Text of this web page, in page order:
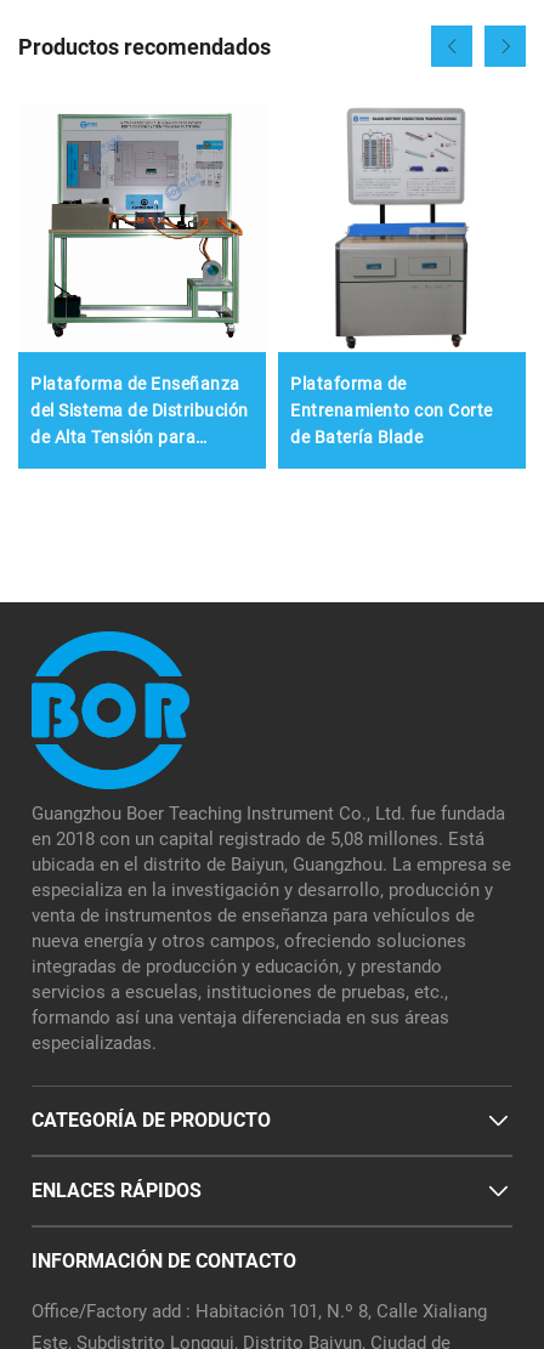
Productos recomendados
Plataforma de Enseñanza
del Sistema de Distribución
de Alta Tensión para
Plataforma de
Entrenamiento con Corte
de Batería Blade
Guangzhou Boer Teaching Instrument Co., Ltd. fue fundada
en 2018 con un capital registrado de 5,08 millones. Está
ubicada en el distrito de Baiyun, Guangzhou. La empresa se
especializa en la investigación y desarrollo, producción y
venta de instrumentos de enseñanza para vehículos de
nueva energía y otros campos, ofreciendo soluciones
integradas de producción y educación, y prestando
servicios a escuelas, instituciones de pruebas, etc.,
formando así una ventaja diferenciada en sus áreas
especializadas.
CATEGORÍA DE PRODUCTO
ENLACES RÁPIDOS
INFORMACIÓN DE CONTACTO
Office/Factory add : Habitación 101, N.º 8, Calle Xialiang
Este, Subdistrito Longgui, Distrito Baiyun, Ciudad de